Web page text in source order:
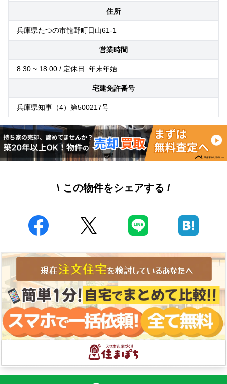
住所
兵庫県たつの市龍野町日山61-1
営業時間
8:30 ~ 18:00 / 定休日: 年末年始
宅建免許番号
兵庫県知事（4）第500217号
\ この物件をシェアする /